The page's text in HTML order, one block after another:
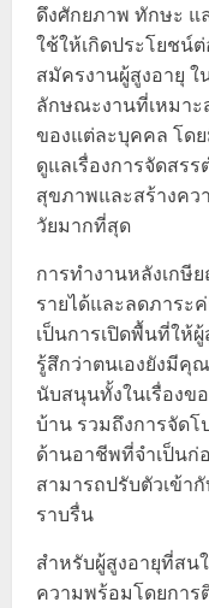
ดึงศักยภาพ ทักษะ แ
ใช้ให้เกิดประโยชน์
สมัครงานผู้สูงอายุ
ลักษณะงานที่เหมา
ของแต่ละบุคคล โด
ดูแลเรื่องการจัดสร
สุขภาพและสร้างคว
วัยมากที่สุด
การทำงานหลังเกษี
รายได้และลดภาระ
เป็นการเปิดพื้นที่ให้
รู้สึกว่าตนเองยังมีคุ
นับสนุนทั้งในเรื่องข
บ้าน รวมถึงการจัด
ด้านอาชีพที่จำเป็นก่
สามารถปรับตัวเข้า
ราบรื่น
สำหรับผู้สูงอายุที่สน
ความพร้อมโดยการ